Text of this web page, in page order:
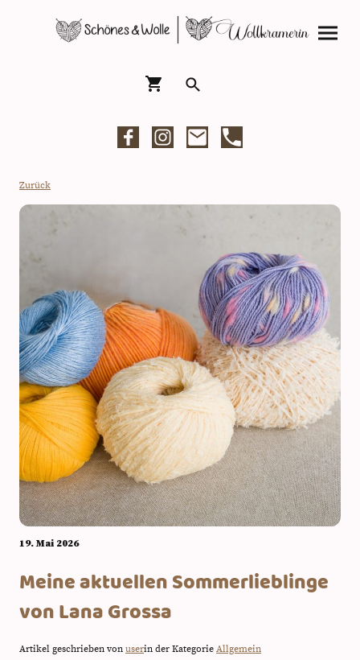
Zurück
19. Mai 2026
Meine aktuellen Sommerlieblinge
von Lana Grossa
Artikel geschrieben von userin der Kategorie Allgemein